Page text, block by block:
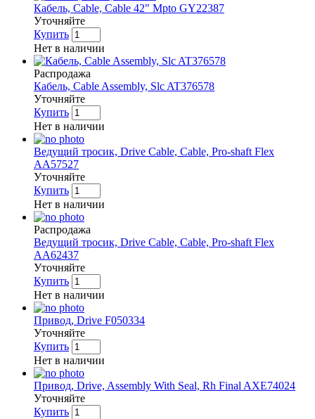
Кабель, Cable, Cable 42" Mpto GY22387
Уточняйте
Купить
Нет в наличии
Распродажа
Кабель, Cable Assembly, Slc AT376578
Уточняйте
Купить
Нет в наличии
Ведущий тросик, Drive Cable, Cable, Pro-shaft Flex
AA57527
Уточняйте
Купить
Нет в наличии
Распродажа
Ведущий тросик, Drive Cable, Cable, Pro-shaft Flex
AA62437
Уточняйте
Купить
Нет в наличии
Привод, Drive F050334
Уточняйте
Купить
Нет в наличии
Привод, Drive, Assembly With Seal, Rh Final AXE74024
Уточняйте
Купить